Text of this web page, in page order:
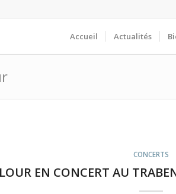
Accueil Actualités
CONCERTS
EN CONCERT AU